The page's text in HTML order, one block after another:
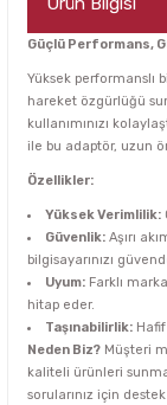
Güçlü Performans,
Yüksek performanslı
hareket özgürlüğü
kullanımınızı
ile bu adaptör, uzun
Özellikler:
Yüksek Verimlilik:
Güvenlik: Aşırı
bilgisayarınızı
Uyum: Farklı
hitap eder.
Taşınabilirlik:
Neden Biz? Müşteri
kaliteli ürünleri
sorularınız için